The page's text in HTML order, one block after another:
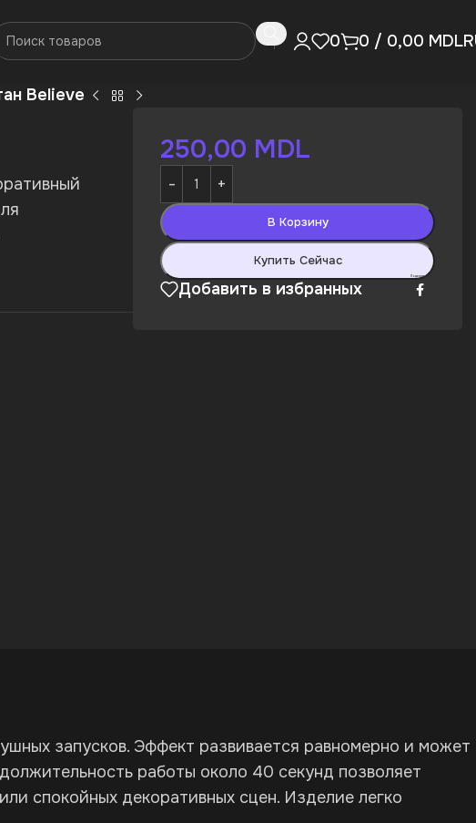
0 0 / 0,00 MDL
Believe
250,00 MDL
В Корзину
Купить Сейчас
Добавить в избранных
Поделиться:
запусков. Эффект развивается равномерно и может
работы около 40 секунд позволяет
спокойных декоративных сцен. Изделие легко